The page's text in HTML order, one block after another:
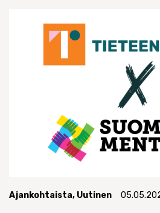
Ajankohtaista, Uutinen